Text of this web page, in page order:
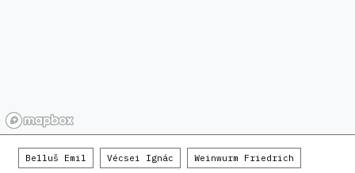
Belluš Emil Vécsei Ignác Weinwurm Friedrich